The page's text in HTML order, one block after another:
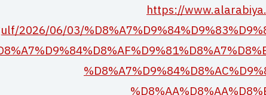
https://
2026/06/03/